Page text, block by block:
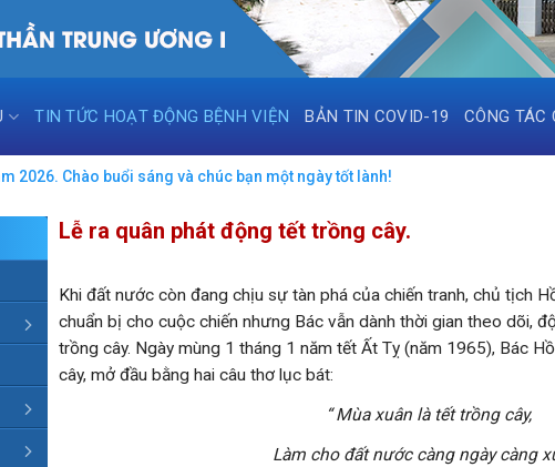
TIN TỨC HOẠT ĐỘNG BỆNH VIỆN BẢN TIN COVID-19 CÔNG TÁC
2026. Chào buổi sáng và chúc bạn một ngày tốt lành!
Lễ ra quân phát động tết trồng cây.
Khi đất nước còn đang chịu sự tàn phá của chiến tranh, chủ tịch
chuẩn bị cho cuộc chiến nhưng Bác vẫn dành thời gian theo dõi,
trồng cây. Ngày mùng 1 tháng 1 năm tết Ất Tỵ (năm 1965), Bác
cây, mở đầu bằng hai câu thơ lục bát:
“ Mùa xuân là tết trồng cây,
Làm cho đất nước càng ngày càng